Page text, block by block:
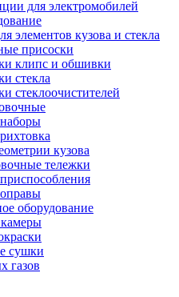
для электромобилей
элементов кузова и стекла
присоски
клипс и обшивки
стекла
стеклоочистителей
кузова
тележки
оборудование
сушки
газов